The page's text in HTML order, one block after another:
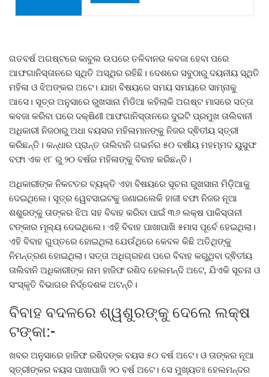
ଗତବର୍ଷ ଅଗଷ୍ଟରେ କାବୁଲ ଉପରେ ତଳିବାନର କବଜା ହେବା ପରେ
ଆଫଗାନିସ୍ତାନରେ ସ୍ଥିତି ଅସ୍ଥିର ରହିଛି। ଦେଶରେ ସବୁଠାରୁ ଦୟନୀୟ ସ୍ଥିତି
ମହିଳା ଓ ଝିଅଙ୍କର ଅଟେ। ଯାହା ବିଷୟରେ ସମୟ ସମୟରେ ସାମ୍ନାକୁ
ଆସେ। ସୂତ୍ର ଅନୁସାରେ ରୁଖସାନା ମିଡିଆ କହିଲାକି ଅଗଷ୍ଟ ମାସରେ ସତ୍ତା
କବଜା କରିବା ପରେ ଦକ୍ଷିଣୀ ଆଫଗାନିସ୍ତାନରେ ଦୁଇଟି ପ୍ରମୁଖ ତାଲିବାନୀ
ଅଧିକାରୀ ନିଜଠାରୁ ଅଧା ବୟସର ମହିଳାମାନଙ୍କୁ ନିଜର ଦ୍ଵିତୀୟ ସ୍ତ୍ରୀ
କରିଛନ୍ତି। କନ୍ଧାର ପ୍ରାନ୍ତ ତାଲିବାନି ଗଭର୍ନର ୫୦ ବର୍ଷୀୟ ମହମ୍ମଦ ୟୁସୁଫ
ବଫା ଏକ ୧୮ ରୁ ୨୦ ବର୍ଷର ମହିଳାଙ୍କୁ ବିବାହ କରିଛନ୍ତି।
ଅଧିକାରୀଙ୍କ ନିକଟତର ବ୍ୟକ୍ତି ଏହା ବିଷୟରେ ସୂଚନା ରୁଖସାନା ମିଡ଼ିଆକୁ
ଦେଇଥିଲେ। ସୂତ୍ର ୱେବସାଇଟକୁ ଜଣାଇଲେକି ହାଜୀ ବଫା ନିଜର ନୂଆ
ଶଶୁରଙ୍କୁ ତାଙ୍କର ଝିଅ ସହ ବିବାହ କରିବା ପାଇଁ ୩୬ ଲକ୍ଷ ପାକିସ୍ତାନୀ
ଟଙ୍କାର ମୂଲ୍ୟ ଦେଇଥିଲେ। ଏହି ବିବାହ ପାଖାପାଖି ୫ମାସ ପୂର୍ବେ ହେଇଥିଲା।
ଏହି ବିବାହ ଗୁପ୍ତରେ ହୋଇଥିଲା ଯେଉଁଥିରେ କେବଳ କିଛି ଅତିଥିଙ୍କୁ
ନିମନ୍ତ୍ରଣ ହୋଇଥିଲା। ସତ୍ତା ଅଧିଗ୍ରହଣ ପରେ ବିବାହ କରୁଥିବା ଦ୍ଵିତୀୟ
ତାଲିବାନି ଅଧିକାରୀଙ୍କ ନାମ ହାଜିଫ ରଶିଦ ହେଲମନ୍ଦି ଅଟେ, ଯିଏକି ସୂଚନା ଓ
ସଂସ୍କୃତି ବିଭାଗର ନିର୍ଦ୍ଦେଶକ ଅଟନ୍ତି।
ବିବାହ ବଦଳରେ ଶ୍ୱଶୁରଙ୍କୁ ଦେଲେ ଲକ୍ଷ
ଟଙ୍କା:-
ଖବର ଅନୁସାରେ ହାଜିଫ ରଶିଦଙ୍କ ବୟସ ୫୦ ବର୍ଷ ଅଟେ। ଓ ତାଙ୍କର ନୂଆ
ସ୍ତ୍ରୀଙ୍କର ବୟସ ପାଖାପାଖି ୨୦ ବର୍ଷ ଅଟେ। ସେ ମୁଖ୍ୟତଃ ହେଲମନ୍ଦର